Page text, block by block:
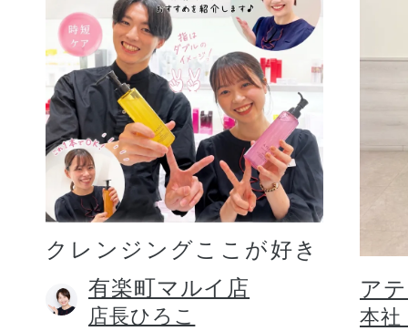
クレンジングここが好き
有楽町マルイ店
店長ひろこ
ア
本